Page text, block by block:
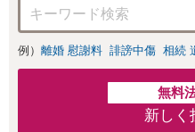
例） 離婚 慰謝料 誹謗中傷 相続
無料
新しく